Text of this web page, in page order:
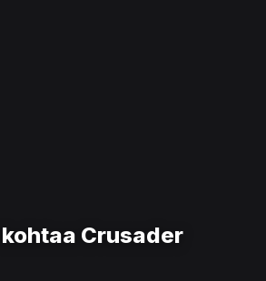
Crusader